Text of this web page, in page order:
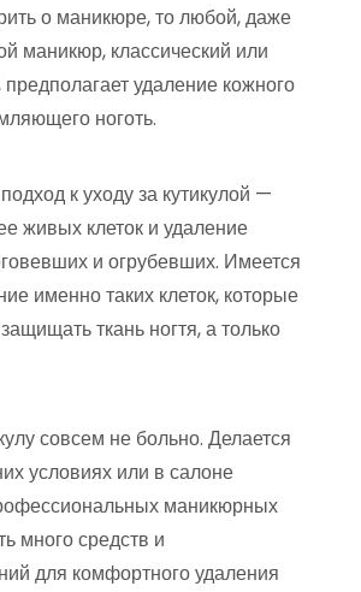
о маникюре, то любой, даже
маникюр, классический или
удаление кожного
ноготь.
к уходу за кутикулой —
живых клеток и удаление
и огрубевших. Имеется
именно таких клеток, которые
ткань ногтя, а только
совсем не больно. Делается
условиях или в салоне
маникюрных
много средств и
для комфортного удаления